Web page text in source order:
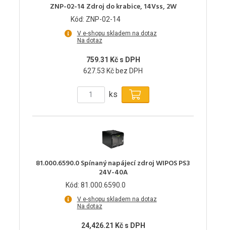
ZNP-02-14 Zdroj do krabice, 14Vss, 2W
Kód: ZNP-02-14
V e-shopu skladem na dotaz
Na dotaz
759.31 Kč s DPH
627.53 Kč bez DPH
ks
81.000.6590.0 Spínaný napájecí zdroj WIPOS PS3
24V-40A
Kód: 81.000.6590.0
V e-shopu skladem na dotaz
Na dotaz
24,426.21 Kč s DPH